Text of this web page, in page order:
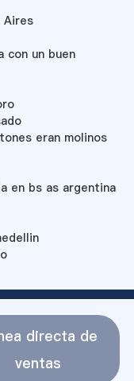
Aires
con un buen
eran molinos
en bs as argentina
directa de
ventas